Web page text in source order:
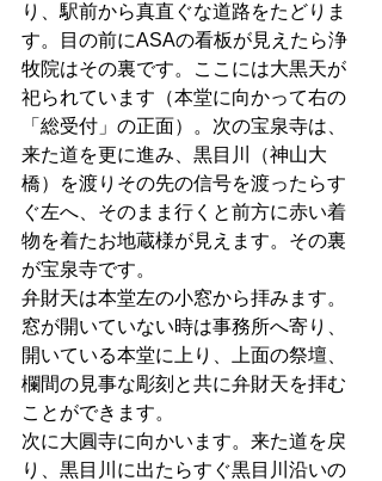
り、駅前から真直ぐな道路をたどりま
す。目の前にASAの看板が見えたら浄
牧院はその裏です。ここには大黒天が
祀られています（本堂に向かって右の
「総受付」の正面）。次の宝泉寺は、
来た道を更に進み、黒目川（神山大
橋）を渡りその先の信号を渡ったらす
ぐ左へ、そのまま行くと前方に赤い着
物を着たお地蔵様が見えます。その裏
が宝泉寺です。
弁財天は本堂左の小窓から拝みます。
窓が開いていない時は事務所へ寄り、
開いている本堂に上り、上面の祭壇、
欄間の見事な彫刻と共に弁財天を拝む
ことができます。
次に大圓寺に向かいます。来た道を戻
り、黒目川に出たらすぐ黒目川沿いの